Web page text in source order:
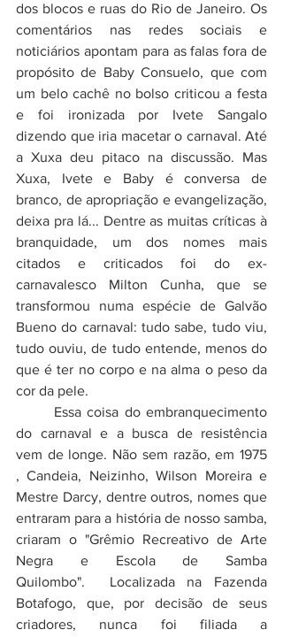
dos blocos e ruas do Rio de Janeiro. Os
comentários nas redes sociais e
noticiários apontam para as falas fora de
propósito de Baby Consuelo, que com
um belo cachê no bolso criticou a festa
e foi ironizada por Ivete Sangalo
dizendo que iria macetar o carnaval. Até
a Xuxa deu pitaco na discussão. Mas
Xuxa, Ivete e Baby é conversa de
branco, de apropriação e evangelização,
deixa pra lá... Dentre as muitas críticas à
branquidade, um dos nomes mais
citados e criticados foi do ex-
carnavalesco Milton Cunha, que se
transformou numa espécie de Galvão
Bueno do carnaval: tudo sabe, tudo viu,
tudo ouviu, de tudo entende, menos do
que é ter no corpo e na alma o peso da
cor da pele.
do carnaval e a busca de resistência
vem de longe. Não sem razão, em 1975
, Candeia, Neizinho, Wilson Moreira e
Mestre Darcy, dentre outros, nomes que
entraram para a história de nosso samba,
criaram o "Grêmio Recreativo de Arte
Negra e Escola de Samba
Quilombo".  Localizada na Fazenda
Botafogo, que, por decisão de seus
criadores, nunca foi filiada a